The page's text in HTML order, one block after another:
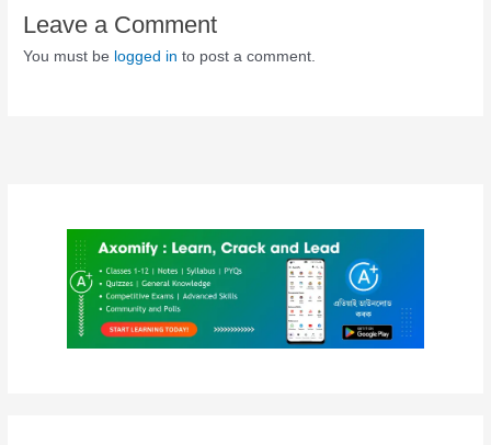
Leave a Comment
You must be logged in to post a comment.